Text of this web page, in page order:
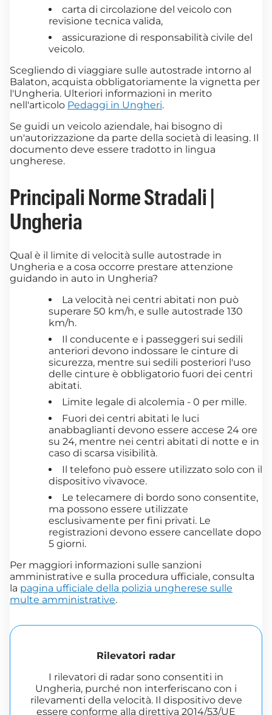
carta di circolazione del veicolo con
revisione tecnica valida,
assicurazione di responsabilità civile del
veicolo.
Scegliendo di viaggiare sulle autostrade intorno al
Balaton, acquista obbligatoriamente la vignetta per
l'Ungheria. Ulteriori informazioni in merito
nell'articolo Pedaggi in Ungheri.
Se guidi un veicolo aziendale, hai bisogno di
un'autorizzazione da parte della società di leasing. Il
documento deve essere tradotto in lingua
ungherese.
Principali Norme Stradali |
Ungheria
Qual è il limite di velocità sulle autostrade in
Ungheria e a cosa occorre prestare attenzione
guidando in auto in Ungheria?
La velocità nei centri abitati non può
superare 50 km/h, e sulle autostrade 130
km/h.
Il conducente e i passeggeri sui sedili
anteriori devono indossare le cinture di
sicurezza, mentre sui sedili posteriori l'uso
delle cinture è obbligatorio fuori dei centri
abitati.
Limite legale di alcolemia - 0 per mille.
Fuori dei centri abitati le luci
anabbaglianti devono essere accese 24 ore
su 24, mentre nei centri abitati di notte e in
caso di scarsa visibilità.
Il telefono può essere utilizzato solo con il
dispositivo vivavoce.
Le telecamere di bordo sono consentite,
ma possono essere utilizzate
esclusivamente per fini privati. Le
registrazioni devono essere cancellate dopo
5 giorni.
Per maggiori informazioni sulle sanzioni
amministrative e sulla procedura ufficiale, consulta
la pagina ufficiale della polizia ungherese sulle
multe amministrative.
Rilevatori radar
I rilevatori di radar sono consentiti in
Ungheria, purché non interferiscano con i
rilevamenti della velocità. Il dispositivo deve
essere conforme alla direttiva 2014/53/UE